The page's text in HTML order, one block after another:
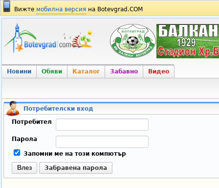
Вижте мобилна версия на Botevgrad.COM
Новини Обяви Каталог Забавно Видео
Потребителски вход
Потребител
Парола
Запомни ме на този компютър
Влез Забравена парола